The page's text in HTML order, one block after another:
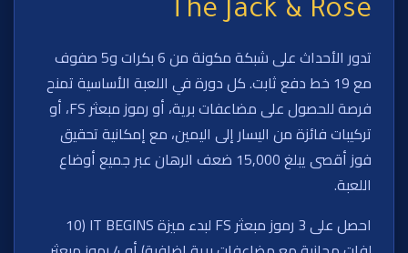
The Jack & Rose
تدور الأحداث على شبكة مكونة من 6 بكرات و5 صفوف
مع 19 خط دفع ثابت. كل دورة في اللعبة الأساسية تمنح
فرصة للحصول على مضاعفات برية، أو رموز مبعثر FS، أو
تركيبات فائزة من اليسار إلى اليمين، مع إمكانية تحقيق
فوز أقصى يبلغ 15,000 ضعف الرهان عبر جميع أوضاع
اللعبة.
احصل على 3 رموز مبعثر FS لبدء ميزة IT BEGINS (10